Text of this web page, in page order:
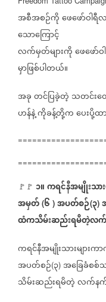
အစီအစဉ်ကိုဖေဖော်ဝါရီလ
သောကြောင့်
လက်မှတ်များကိုဖေဖော်
မှာဖြစ်ပါတယ်။
အခုတင်ပြခဲ့တဲ့ သတင်း
ဟန်နဲ့ကိုခန့်တို့ကပေးပို့ထ
🚩🚩 ၁။ကရင်နီအမျိုးသာ
အမှတ် (၆ ) အပတ်စဉ်(၃)
ထံကသိမ်းဆည်းရမိတဲ့လက်န
ကရင်နီအမျိုးသားများ
အပတ်စဉ်(၃) အခြေခံစစ်
သိမ်းဆည်းရမိတဲ့လက်နက်